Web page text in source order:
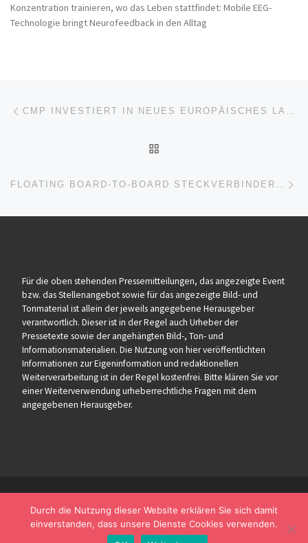
Konzentration trainieren, wo das Leben stattfindet: Mobile EEG-
Technologie bringt Neurofeedback in den Alltag
Beitragsnavigation CMP INVESTIERT IN NEUES EUROPÄISCHES LAGER
FLOATING BOARD-TO-BOARD STECKVERBINDER – FÜR SPEZIELLE HIGH-SPEED ANWENDUNGEN
Für die oben stehenden Pressemitteilungen, das angezeigte Event
bzw. das Stellenangebot sowie für das angezeigte Bild- und
Tonmaterial ist allein der jeweils angegebene Herausgeber
verantwortlich. Dieser ist in der Regel auch Urheber der
Pressetexte sowie der angehängten Bild-, Ton- und
Informationsmaterialien. Die Nutzung von hier veröffentlichten
Informationen zur Eigeninformation und redaktionellen
Weiterverarbeitung ist in der Regel kostenfrei. Bitte klären Sie vor
einer Weiterverwendung urheberrechtliche Fragen mit dem
angegebenen Herausgeber.
Durch die Nutzung dieser Website erklären Sie sich damit
einverstanden, dass unsere Dienste Cookies verwenden.